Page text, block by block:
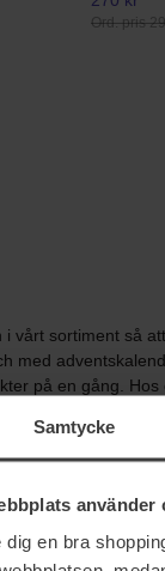
Samtycke
använder
dig en bra
Ord. pris
vårt sortiment så
med
på en gång.
helt rätt för att
fantastiska drag
rouge,
och lyxigt.
en sminkning